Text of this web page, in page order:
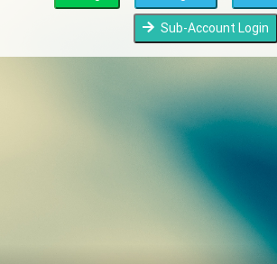
Sub-Account Login